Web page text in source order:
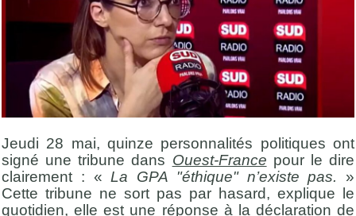
Jeudi 28 mai, quinze personnalités politiques ont
signé une tribune dans Ouest-France pour le dire
clairement : «La GPA "éthique" n’existe pas.
»
Cette tribune ne sort pas par hasard, explique le
quotidien, elle est une réponse à la déclaration de